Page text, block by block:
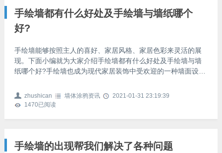
制。紫外
手绘墙都有什么好处及手绘墙与墙纸哪个
好?
手绘墙能够按照主人的喜好、家居风格、家居色彩来灵活的展
现。下面小编就为大家介绍手绘墙都有什么好处及手绘墙与墙
纸哪个好?手绘墙也成为现代家居装饰中受欢迎的一种墙面设计
生活情调。你可以绘画一个随意的、新鲜的、抽象的或复古的
风格。随着装修行业的不断发展，如今很多家庭的墙面都选择
膜，耐磨性强
zhushican 墙体涂鸦资讯
2021-01-31 23:19:39
1470已阅读
手绘墙的出现帮我们解决了各种问题